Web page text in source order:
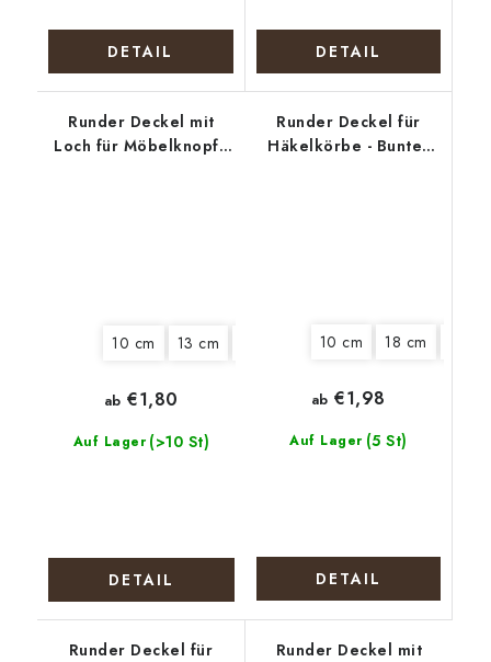
DETAIL DETAIL
Runder Deckel mit
Loch für Möbelknopf -
10 cm 13 cm 18 cm 20 cm
Auf Lager (>10 St)
ab €1,80
DETAIL
Runder Deckel für
Häkelkörbe - Bunter
10 cm 18 cm
Auf Lager (5 St)
ab €1,98
DETAIL
Runder Deckel für
Runder Deckel mit